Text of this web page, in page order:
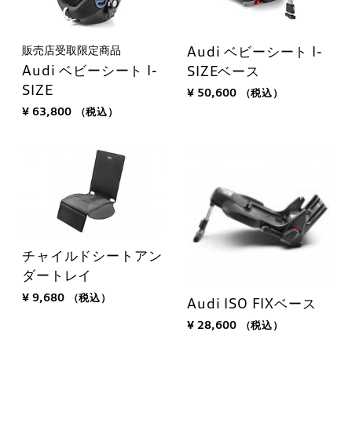
販売店受取限定商品
Audi ベビーシート I-
SIZE
¥ 63,800 （税込）
Audi ベビーシート I-
SIZEベース
¥ 50,600 （税込）
チャイルドシートアン
ダートレイ
¥ 9,680 （税込） Audi ISO FIXベース
¥ 28,600 （税込）